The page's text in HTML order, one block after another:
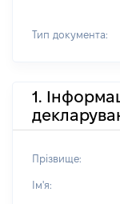
Тип документа:
1.
Прізвище:
Ім'я: